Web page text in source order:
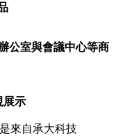
公室與會議中心等商
展示
來自承大科技